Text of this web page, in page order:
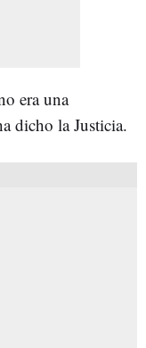
era una
dicho la Justicia.